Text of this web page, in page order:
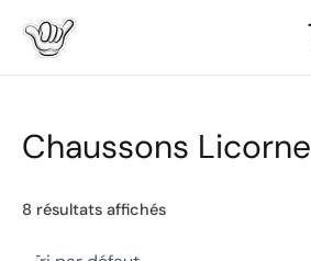
contenu
Chaussons Licorne
8 résultats affichés